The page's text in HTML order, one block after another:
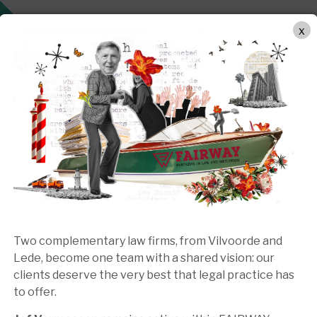
en
Two complementary law firms, from Vilvoorde and
Lede, become one team with a shared vision: our
clients deserve the very best that legal practice has
to offer.
x